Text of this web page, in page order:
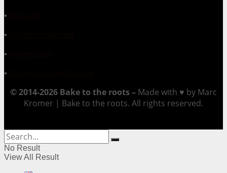
▪
▪
▪
▪
© 2014-2026 Bake to the roots – Made with ♥ by Marc
Kromer | Bake to the roots. All rights reserved.
No Result
View All Result